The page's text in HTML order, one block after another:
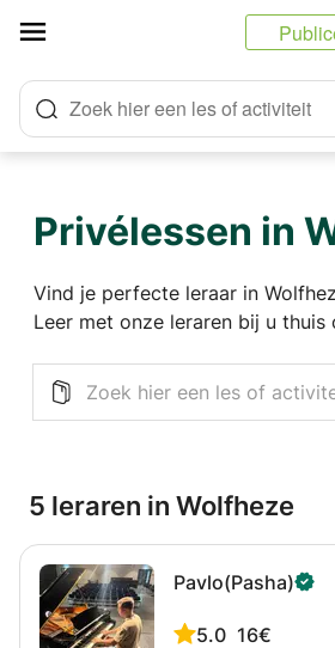
Zoek hier een les of activiteit
Privélessen in
Vind je perfecte leraar in
Leer met onze leraren bij u thuis
5 leraren in Wolfheze
Pavlo(Pasha)
5.0 16€